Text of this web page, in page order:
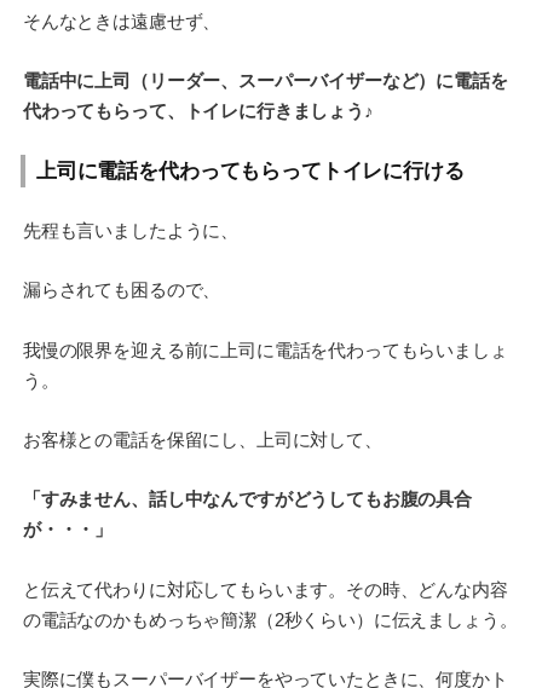
そんなときは遠慮せず、
電話中に上司（リーダー、スーパーバイザーなど）に電話を
代わってもらって、トイレに行きましょう♪
上司に電話を代わってもらってトイレに行ける
先程も言いましたように、
漏らされても困るので、
我慢の限界を迎える前に上司に電話を代わってもらいましょ
う。
お客様との電話を保留にし、上司に対して、
「すみません、話し中なんですがどうしてもお腹の具合
が・・・」
と伝えて代わりに対応してもらいます。その時、どんな内容
の電話なのかもめっちゃ簡潔（2秒くらい）に伝えましょう。
実際に僕もスーパーバイザーをやっていたときに、何度かト